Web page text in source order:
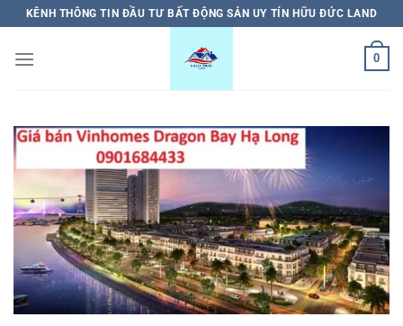
qua
nội
KÊNH THÔNG TIN ĐẦU TƯ BẤT ĐỘNG SẢN UY TÍN HỮU ĐỨC LAND
0